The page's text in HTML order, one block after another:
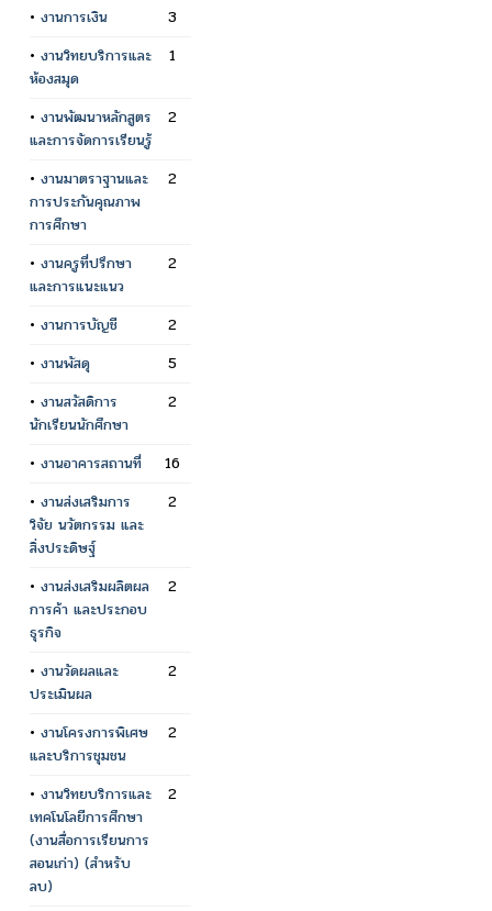
• งานการเงิน
3
• งานวิทยบริการและ
ห้องสมุด
1
• งานพัฒนาหลักสูตร
และการจัดการเรียนรู้
2
• งานมาตราฐานและ
การประกันคุณภาพ
การศึกษา
2
• งานครูที่ปรึกษา
และการแนะแนว
2
• งานการบัญชี
2
• งานพัสดุ
5
• งานสวัสดิการ
นักเรียนนักศึกษา
2
• งานอาคารสถานที่
16
• งานส่งเสริมการ
วิจัย นวัตกรรม และ
สิ่งประดิษฐ์
2
• งานส่งเสริมผลิตผล
การค้า และประกอบ
ธุรกิจ
2
• งานวัดผลและ
ประเมินผล
2
• งานโครงการพิเศษ
และบริการชุมชน
2
• งานวิทยบริการและ
เทคโนโลยีการศึกษา
(งานสื่อการเรียนการ
สอนเก่า) (สำหรับ
ลบ)
2